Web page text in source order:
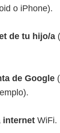
o iPhone).
de tu hijo/a
de Google
internet WiFi.